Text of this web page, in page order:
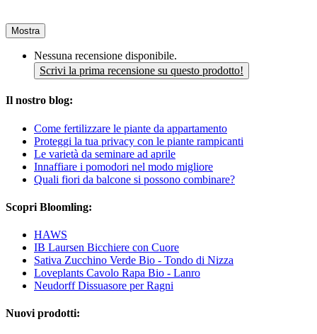
Mostra
Nessuna recensione disponibile.
Scrivi la prima recensione su questo prodotto!
Il nostro blog:
Come fertilizzare le piante da appartamento
Proteggi la tua privacy con le piante rampicanti
Le varietà da seminare ad aprile
Innaffiare i pomodori nel modo migliore
Quali fiori da balcone si possono combinare?
Scopri Bloomling:
HAWS
IB Laursen Bicchiere con Cuore
Sativa Zucchino Verde Bio - Tondo di Nizza
Loveplants Cavolo Rapa Bio - Lanro
Neudorff Dissuasore per Ragni
Nuovi prodotti: